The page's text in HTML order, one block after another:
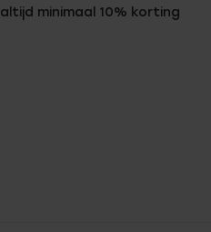
minimaal 10% korting